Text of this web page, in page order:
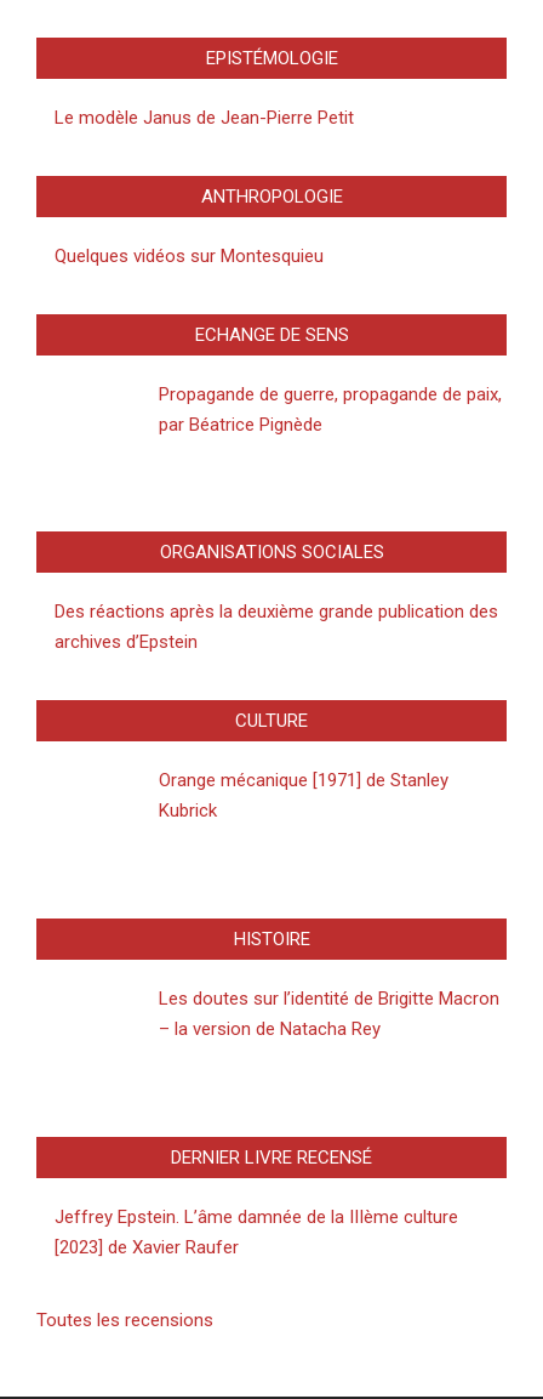
EPISTÉMOLOGIE
Le modèle Janus de Jean-Pierre Petit
ANTHROPOLOGIE
Quelques vidéos sur Montesquieu
ECHANGE DE SENS
Propagande de guerre, propagande de paix,
par Béatrice Pignède
ORGANISATIONS SOCIALES
Des réactions après la deuxième grande publication des
archives d’Epstein
CULTURE
Orange mécanique [1971] de Stanley
Kubrick
HISTOIRE
Les doutes sur l’identité de Brigitte Macron
– la version de Natacha Rey
DERNIER LIVRE RECENSÉ
Jeffrey Epstein. L’âme damnée de la IIIème culture
[2023] de Xavier Raufer
Toutes les recensions